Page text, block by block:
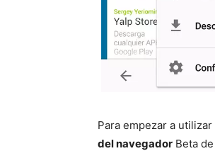
Para empezar a
del navegador Beta